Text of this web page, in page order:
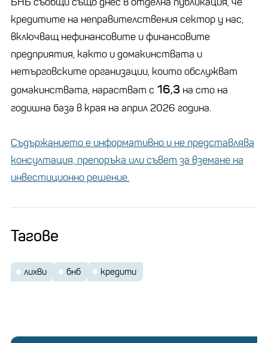
кредитите на неправителствения сектор у нас,
включващ нефинансовите и финансовите
предприятия, както и домакинствата и
нетърговските организации, които обслужват
домакинствата, нарастват с 16,3 на сто на
годишна база в края на април 2026 година.
Съдържанието е информативно и не представлява
консултация, препоръка или съвет за вземане на
инвестиционно решение.
Тагове
лихви бнб кредити